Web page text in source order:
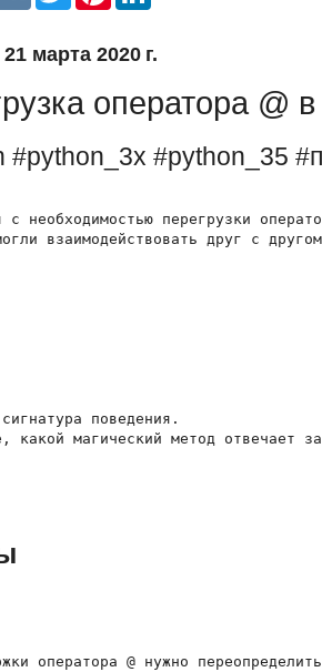
t
e
e
n
марта 2020 г.
оператора @
#python_3x #python_35
с необходимостью перегрузки
взаимодействовать друг с
поведения.
какой магический метод отвечает
оператора @ нужно